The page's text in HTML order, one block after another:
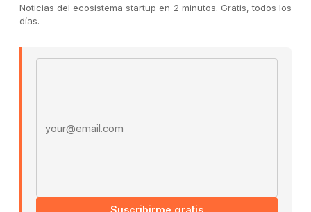
Publicidad
Es La Hora de Aprender ↗
Políticas De Privacidad · Términos De Uso
Noticias del ecosistema startup en 2 minutos. Gratis, todos los
días.
Suscribirme gratis